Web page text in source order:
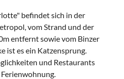
befindet sich in der
vom Strand und der
entfernt sowie vom Binzer
ist es ein Katzensprung.
und Restaurants